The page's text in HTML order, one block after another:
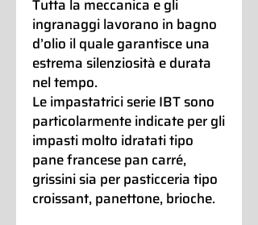
Tutta la meccanica e gli
ingranaggi lavorano in bagno
d’olio il quale garantisce una
estrema silenziosità e durata
nel tempo.
Le impastatrici serie IBT sono
particolarmente indicate per gli
impasti molto idratati tipo
pane francese pan carré,
grissini sia per pasticceria tipo
croissant, panettone, brioche.